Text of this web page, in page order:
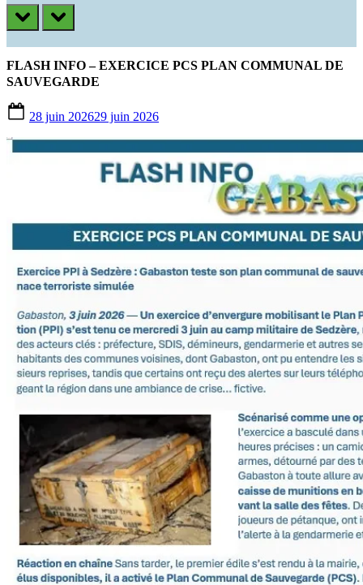
prev next
FLASH INFO – EXERCICE PCS PLAN COMMUNAL DE
SAUVEGARDE
on
28 juin 202629 juin 2026